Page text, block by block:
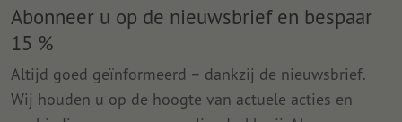
Abonneer u op de nieuwsbrief en bespaar
15 %
Altijd goed geïnformeerd – dankzij de nieuwsbrief.
Wij houden u op de hoogte van actuele acties en